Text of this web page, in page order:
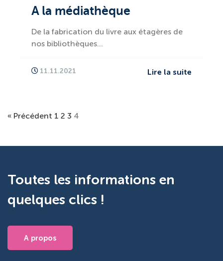
A la médiathèque
De la fabrication du livre aux étagères de
nos bibliothèques…
11.11.2021 Lire la suite
« Précédent 1 2 3 4
Toutes les informations en
quelques clics !
A propos